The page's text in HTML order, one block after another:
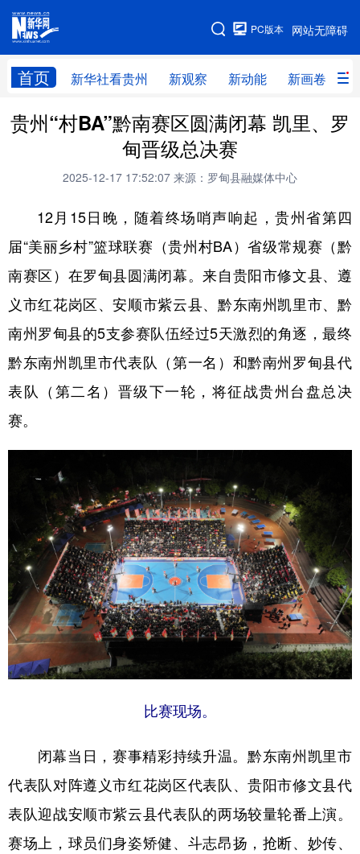
网站无障碍
PC版本
首页 新华社看贵州 新观察 新动能 新画卷
网站地图
新华社看贵州 新观察 新动能 新画卷
贵州领导 人事
直播
畅游贵州 数字贵州 律动贵州 健康贵州
光影贵州 部门之窗 县区直达 企业速递
六盘水 毕节 铜仁 黔东南
黔南 黔西南
地方频道
北京 天津 河北 山西
辽宁 吉林 上海 江苏
浙江 安徽 福建 江西
山东 河南 湖北 湖南
广东 广西 海南 重庆
四川 贵州 云南 西藏
陕西 甘肃 青海 宁夏
多语种频道
English Español Français عربى
Русский язык 日本語 한국어
贵州“村BA”黔南赛区圆满闭幕 凯里、罗
甸晋级总决赛
2025-12-17 17:52:07 来源：罗甸县融媒体中心
12月15日晚，随着终场哨声响起，贵州省第四
届“美丽乡村”篮球联赛（贵州村BA）省级常规赛（黔
南赛区）在罗甸县圆满闭幕。来自贵阳市修文县、遵
义市红花岗区、安顺市紫云县、黔东南州凯里市、黔
南州罗甸县的5支参赛队伍经过5天激烈的角逐，最终
黔东南州凯里市代表队（第一名）和黔南州罗甸县代
表队（第二名）晋级下一轮，将征战贵州台盘总决
赛。
比赛现场。
闭幕当日，赛事精彩持续升温。黔东南州凯里市
代表队对阵遵义市红花岗区代表队、贵阳市修文县代
表队迎战安顺市紫云县代表队的两场较量轮番上演。
赛场上，球员们身姿矫健、斗志昂扬，抢断、妙传、